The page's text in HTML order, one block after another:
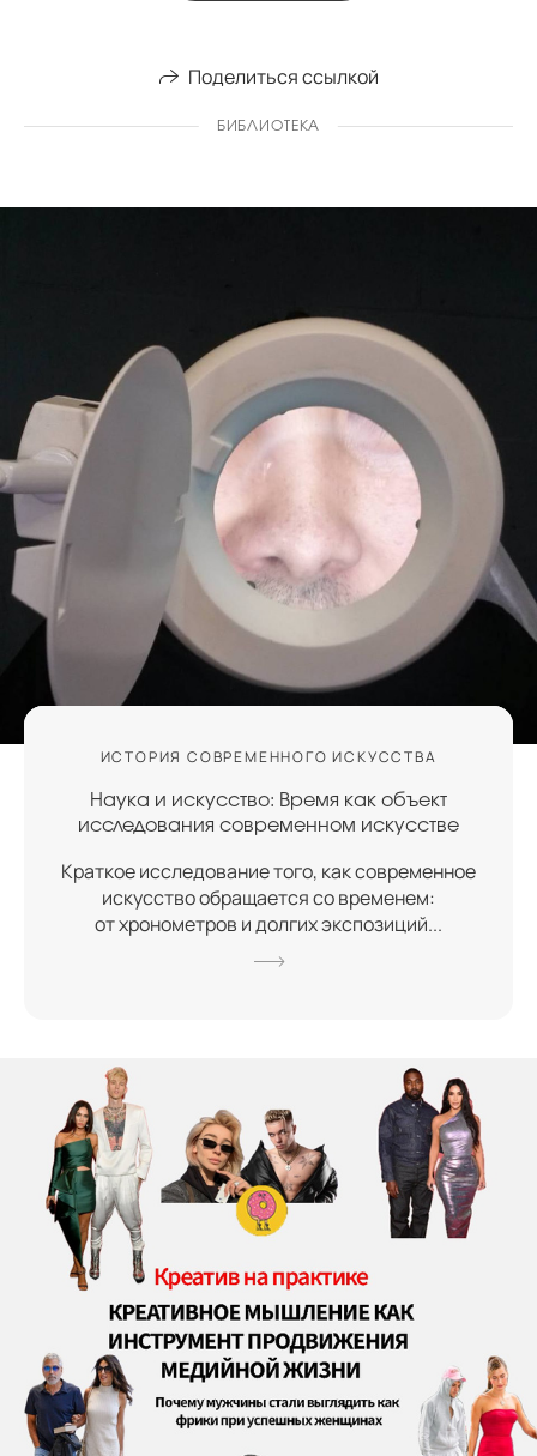
Поделиться ссылкой
БИБЛИОТЕКА
ИСТОРИЯ СОВРЕМЕННОГО ИСКУССТВА
Наука и искусство: Время как объект
исследования современном искусстве
Краткое исследование того, как современное
искусство обращается со временем:
от хронометров и долгих экспозиций...